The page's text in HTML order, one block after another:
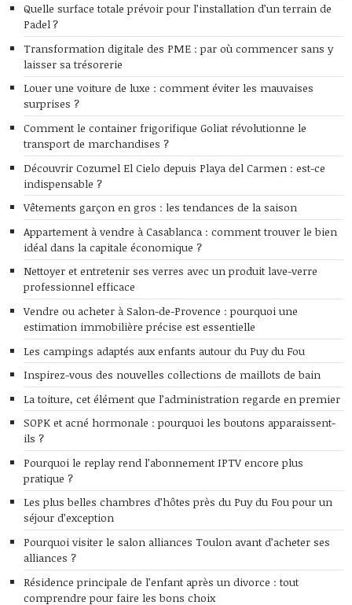
Quelle surface totale prévoir pour l’installation d’un terrain de
Padel ?
Transformation digitale des PME : par où commencer sans y
laisser sa trésorerie
Louer une voiture de luxe : comment éviter les mauvaises
surprises ?
Comment le container frigorifique Goliat révolutionne le
transport de marchandises ?
Découvrir Cozumel El Cielo depuis Playa del Carmen : est-ce
indispensable ?
Vêtements garçon en gros : les tendances de la saison
Appartement à vendre à Casablanca : comment trouver le bien
idéal dans la capitale économique ?
Nettoyer et entretenir ses verres avec un produit lave-verre
professionnel efficace
Vendre ou acheter à Salon-de-Provence : pourquoi une
estimation immobilière précise est essentielle
Les campings adaptés aux enfants autour du Puy du Fou
Inspirez-vous des nouvelles collections de maillots de bain
La toiture, cet élément que l’administration regarde en premier
SOPK et acné hormonale : pourquoi les boutons apparaissent-
ils ?
Pourquoi le replay rend l’abonnement IPTV encore plus
pratique ?
Les plus belles chambres d’hôtes près du Puy du Fou pour un
séjour d’exception
Pourquoi visiter le salon alliances Toulon avant d’acheter ses
alliances ?
Résidence principale de l’enfant après un divorce : tout
comprendre pour faire les bons choix